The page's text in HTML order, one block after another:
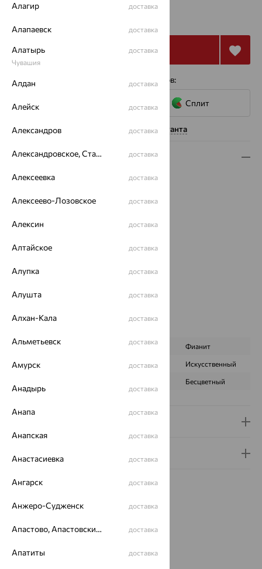
13 720
Купить
4 платежа по 3 430 с помощью сервисов:
Сплит
Нужна помощь консультанта
Описание
Вид изделия:
Металл:Серебро
Проба:
Вставка:Кварц
Бренд:Kabarovsky
Вес металла:
Наименование цвета вставки:
ВИД КАМНЯ Кварц розовый Фианит
ПРОИСХОЖДЕНИЕ Натуральный Искусственный
Бесцветный
Идеальный комплект
Алагир доставка
Алапаевск доставка
Алатырь
Чувашия
доставка
Алдан доставка
Алейск доставка
Александров доставка
Александровское, Ставропольский край доставка
Алексеевка доставка
Алексеево-Лозовское доставка
Алексин доставка
Алтайское доставка
Алупка доставка
Алушта доставка
Алхан-Кала доставка
Альметьевск доставка
Амурск доставка
Анадырь доставка
Анапа доставка
Анапская доставка
Анастасиевка доставка
Ангарск доставка
Анжеро-Судженск доставка
Апастово, Апастовский район доставка
Апатиты доставка